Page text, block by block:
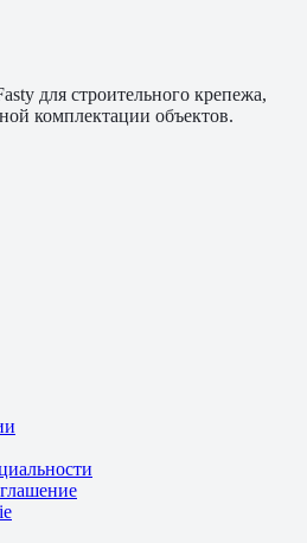
для строительного крепежа,
комплектации объектов.